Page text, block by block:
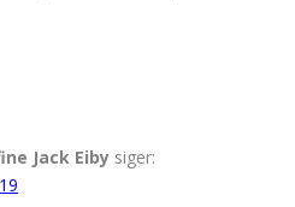
Jack Eiby siger: